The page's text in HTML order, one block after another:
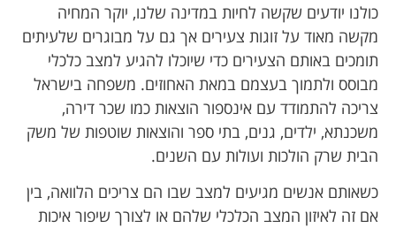
כולנו יודעים שקשה לחיות במדינה שלנו, יוקר המחיה
מקשה מאוד על זוגות צעירים אך גם על מבוגרים שלעיתים
תומכים באותם הצעירים כדי שיוכלו להגיע למצב כלכלי
מבוסס ולתמוך בעצמם במאת האחוזים. משפחה בישראל
צריכה להתמודד עם אינספור הוצאות כמו שכר דירה,
משכנתא, ילדים, גנים, בתי ספר והוצאות שוטפות של משק
הבית שרק הולכות ועולות עם השנים.
כשאותם אנשים מגיעים למצב שבו הם צריכים הלוואה, בין
אם זה לאיזון המצב הכלכלי שלהם או לצורך שיפור איכות